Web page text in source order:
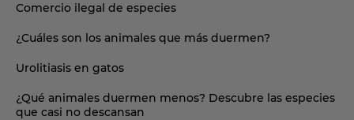
Comercio ilegal de especies
¿Cuáles son los animales que más duermen?
Urolitiasis en gatos
¿Qué animales duermen menos? Descubre las especies
que casi no descansan